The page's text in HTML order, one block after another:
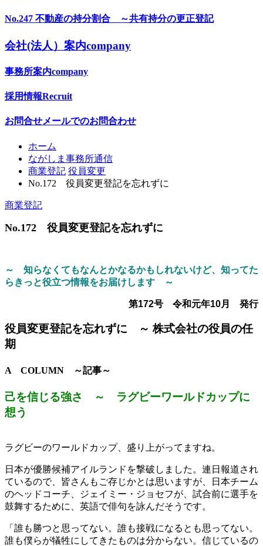
No.247 不動産の持分割合 ～共有持分の更正登記
会社(法人）案内company
事務所案内company
採用情報Recruit
お問合せメールでのお問合わせ
ホーム
ながしま事務所通信
商業登記 役員変更
No.172 役員変更登記を忘れずに
商業登記
No.172 役員変更登記を忘れずに
～ 知らなくてもなんとかなるかもしれないけど、知ってた
らきっと役立つ情報をお届けします ～
第172号 令和元年10月 発行
役員変更登記を忘れずに ～ 株式会社の役員の任
期
A COLUMN ～記事～
己を信じる強さ
～ ラグビーワールドカップに
想う
ラグビーのワールドカップ、盛り上がってますね。
日本が優勝候補アイルランドを撃破しました。連日報道され
ているので、皆さんもご存じかとは思いますが、日本チーム
のヘッドコーチ、ジェイミー・ジョセフが、試合前に選手を
鼓舞するために、英語で俳句を詠んだそうです。
「誰も勝つと思ってない。誰も接戦になるとも思ってない。
誰も僕らが犠牲にしてきたものは分からない。信じているの